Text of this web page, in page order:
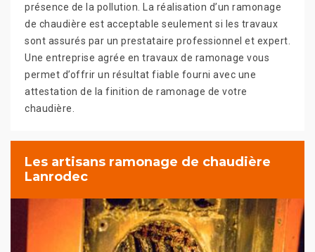
présence de la pollution. La réalisation d’un ramonage
de chaudière est acceptable seulement si les travaux
sont assurés par un prestataire professionnel et expert.
Une entreprise agrée en travaux de ramonage vous
permet d’offrir un résultat fiable fourni avec une
attestation de la finition de ramonage de votre
chaudière.
Les artisans ramonage de chaudière
Lanrodec